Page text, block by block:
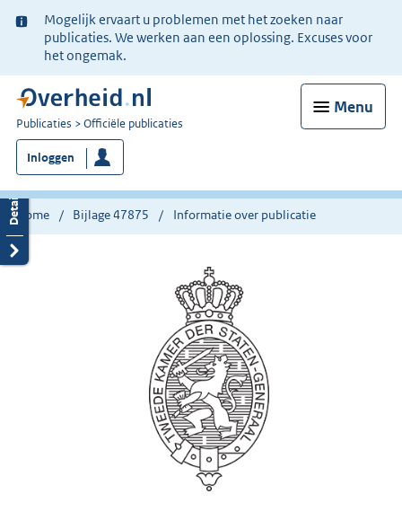
Ter
informatie:
Mogelijk ervaart u problemen met het zoeken naar
publicaties. We werken aan een oplossing. Excuses voor
het ongemak.
Menu
U
bent
nu
hier:
Publicaties Officiële publicaties
Inloggen
Home Bijlage 47875 Informatie over publicatie